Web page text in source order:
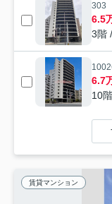
303
6.5
3階
6.7
10
賃貸マンション